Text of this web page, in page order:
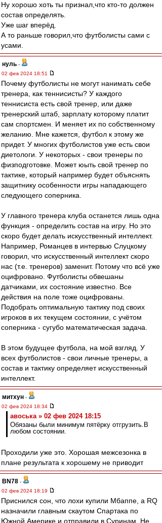
Ну хорошо хоть ты признал,что кто-то должен
состав определять.
Уже шаг вперёд.
А то раньше говорил,что футболисты сами с
усами.
нуль -
02 фев 2024 18:51
Почему футболисты не могут нанимать себе
тренера, как теннисисты? У каждого
теннисиста есть свой тренер, или даже
тренерский штаб, зарплату которому платит
сам спортсмен. И меняет их по собственному
желанию. Мне кажется, футбол к этому же
придет. У многих футболистов уже есть свои
диетологи. У некоторых - свои тренеры по
физподготовке. Может юыть свой тренер по
тактике, который например будет объяснять
защитнику особенности игры нападающего
следующего соперника.
У главного тренера клуба останется лишь одна
функция - определить состав на игру. Но это
скоро будет делать искусственный интеллект.
Например, Романцев в интервью Слуцкому
говорил, что искусственный интеллект скоро
нас (т.е. тренеров) заменит. Потому что всё уже
оцифровано. Футболисты обвешаны
датчиками, их состояние известно. Все
действия на поле тоже оцифрованы.
Подобрать оптимальную тактику под своих
игроков в их текущем состоянии, с учётом
соперника - сугубо математическая задача.
В этом будущее футбола, на мой взгляд. У
всех футболистов - свои личные тренеры, а
состав и тактику определяет искусственный
интеллект.
митхун -
02 фев 2024 18:34
авоська » 02 фев 2024 18:15
Обязаны были минимум пятёрку отгрузить.В
любом состоянии.
Проходили уже это. Хорошая межсезонка в
плане результата к хорошему не приводит
BN78 -
02 фев 2024 18:19
Приснился сон, что лохи купили Мбаппе, а RQ
назначили главным скаутом Спартака по
Южной Америке и отправили в Суринам. Не